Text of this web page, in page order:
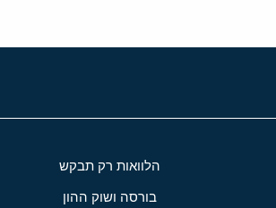
הלוואות רק תבקש
בורסה ושוק ההון